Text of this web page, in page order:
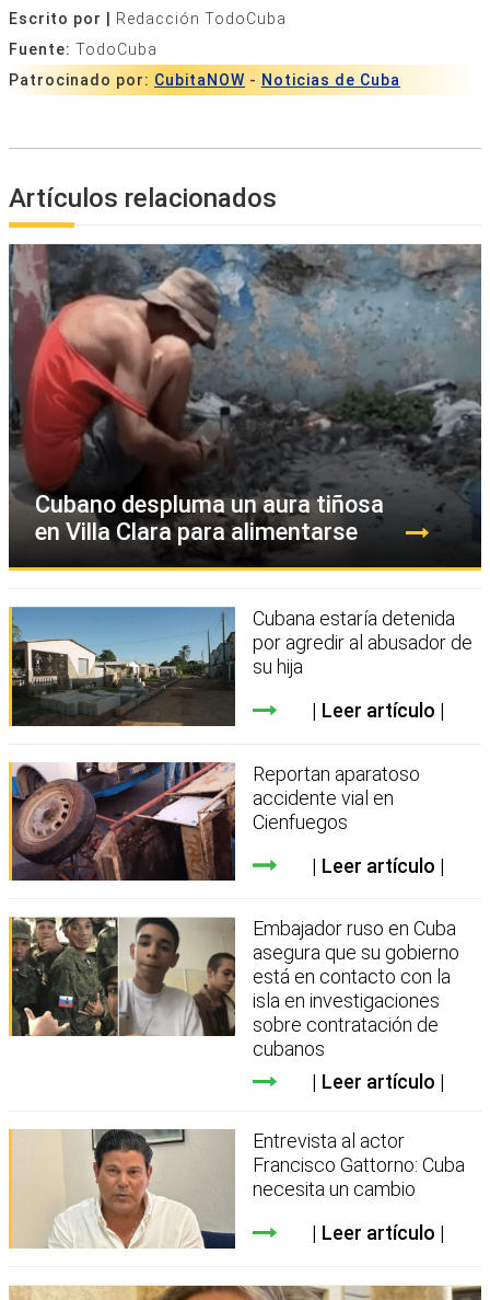
Escrito por |
Redacción TodoCuba
Fuente: TodoCuba
Patrocinado por: CubitaNOW - Noticias de Cuba
Artículos relacionados
Cubano despluma un aura tiñosa
en Villa Clara para alimentarse
Cubana estaría detenida
por agredir al abusador de
su hija
Leer artículo
Reportan aparatoso
accidente vial en
Cienfuegos
Leer artículo
Embajador ruso en Cuba
asegura que su gobierno
está en contacto con la
isla en investigaciones
sobre contratación de
cubanos
Leer artículo
Entrevista al actor
Francisco Gattorno: Cuba
necesita un cambio
Leer artículo